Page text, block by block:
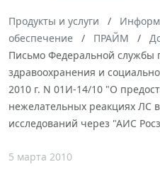
Продукты и услуги
обеспечение
ПРАЙМ
Письмо Федеральной службы
здравоохранения и
2010 г. N 01И-14/10 "О
нежелательных реакциях ЛС
исследований через "АИС
5 марта 2010